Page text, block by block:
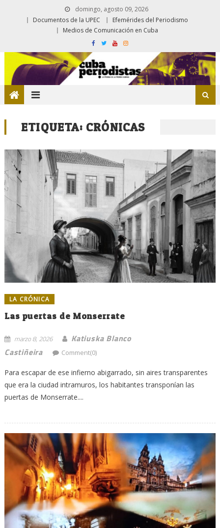
domingo, agosto 09, 2026
Documentos de la UPEC
Efemérides del Periodismo
Medios de Comunicación en Cuba
ETIQUETA: CRÓNICAS
LA CRÓNICA
Las puertas de Monserrate
marzo 8, 2026
Katiuska Blanco
Castiñeira
Comment(0)
Para escapar de ese infierno abigarrado, sin aires transparentes
que era la ciudad intramuros, los habitantes transponían las
puertas de Monserrate....